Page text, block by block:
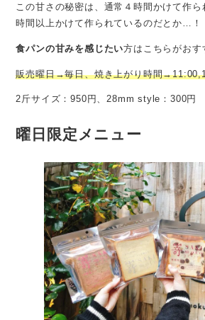
この甘さの秘密は、通常４時間かけて作ら
時間以上かけて作られているのだとか…
食パンの甘みを感じたい方はこちらがお
販売曜日→毎日、焼き上がり時間
2斤サイズ：950円、28mm style：300円
曜日限定メニュー